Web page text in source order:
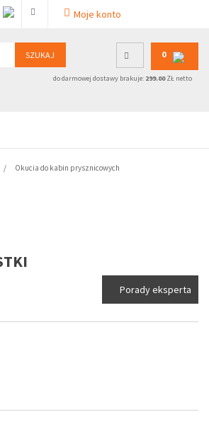
Moje konto
SZUKAJ 0
do darmowej dostawy brakuje: 299.00ZŁ netto
Okucia do kabin prysznicowych
Porady eksperta